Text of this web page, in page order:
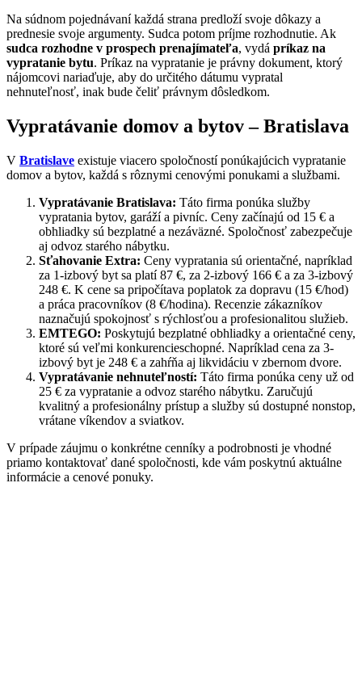
Na súdnom pojednávaní každá strana predloží svoje dôkazy a
prednesie svoje argumenty. Sudca potom príjme rozhodnutie. Ak
sudca rozhodne v prospech prenajímateľa, vydá príkaz na
vypratanie bytu. Príkaz na vypratanie je právny dokument, ktorý
nájomcovi nariaďuje, aby do určitého dátumu vypratal
nehnuteľnosť, inak bude čeliť právnym dôsledkom.
Vypratávanie domov a bytov – Bratislava
V Bratislave existuje viacero spoločností ponúkajúcich vypratanie
domov a bytov, každá s rôznymi cenovými ponukami a službami.
Vypratávanie Bratislava: Táto firma ponúka služby
vypratania bytov, garáží a pivníc. Ceny začínajú od 15 € a
obhliadky sú bezplatné a nezáväzné. Spoločnosť zabezpečuje
aj odvoz starého nábytku​.
Sťahovanie Extra: Ceny vypratania sú orientačné, napríklad
za 1-izbový byt sa platí 87 €, za 2-izbový 166 € a za 3-izbový
248 €. K cene sa pripočítava poplatok za dopravu (15 €/hod)
a práca pracovníkov (8 €/hodina)​. Recenzie zákazníkov
naznačujú spokojnosť s rýchlosťou a profesionalitou služieb.
EMTEGO: Poskytujú bezplatné obhliadky a orientačné ceny,
ktoré sú veľmi konkurencieschopné. Napríklad cena za 3-
izbový byt je 248 € a zahŕňa aj likvidáciu v zbernom dvore.
Vypratávanie nehnuteľností: Táto firma ponúka ceny už od
25 € za vypratanie a odvoz starého nábytku. Zaručujú
kvalitný a profesionálny prístup a služby sú dostupné nonstop,
vrátane víkendov a sviatkov​.
V prípade záujmu o konkrétne cenníky a podrobnosti je vhodné
priamo kontaktovať dané spoločnosti, kde vám poskytnú aktuálne
informácie a cenové ponuky.